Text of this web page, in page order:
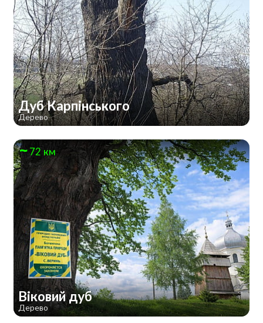
Дуб Карпінського
Дерево
72 км
Віковий дуб
Дерево